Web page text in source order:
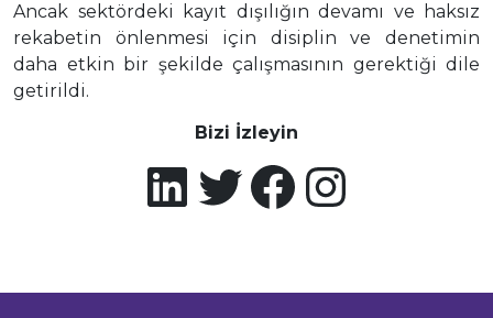
Ancak sektördeki kayıt dışılığın devamı ve haksız
rekabetin önlenmesi için disiplin ve denetimin
daha etkin bir şekilde çalışmasının gerektiği dile
getirildi.
Bizi İzleyin